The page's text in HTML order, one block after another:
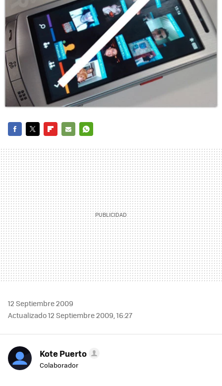
MAIL
12 Septiembre 2009
Actualizado 12 Septiembre 2009, 16:27
Kote Puerto
Colaborador